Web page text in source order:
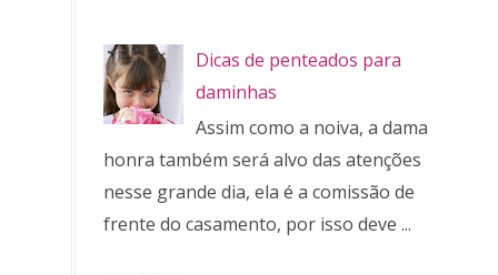
Dicas de penteados para
daminhas
Assim como a noiva, a dama de
honra também será alvo das atenções
nesse grande dia, ela é a comissão de
frente do casamento, por isso deve ...